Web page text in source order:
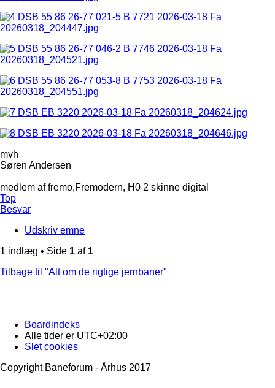
mvh
Søren Andersen
medlem af fremo,Fremodern, H0 2 skinne digital
Top
Besvar
Udskriv emne
1 indlæg • Side 1 af 1
Tilbage til "Alt om de rigtige jernbaner"
Boardindeks
Alle tider er UTC+02:00
Slet cookies
Copyright Baneforum - Århus 2017